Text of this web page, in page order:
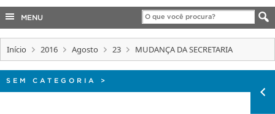
Canais
EDITAIS
MENU
Início 2016 Agosto 23 MUDANÇA DA SECRETARIA
SEM CATEGORIA >